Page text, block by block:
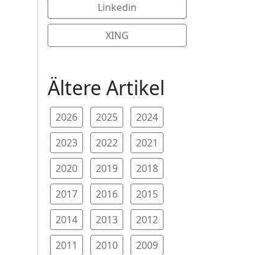
Linkedin
XING
Ältere Artikel
2026 2025
2024
2023
2022
2021
2020
2019
2018
2017
2016
2015
2014
2013
2012
2011
2010 2009